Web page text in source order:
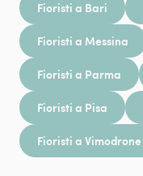
Fioristi a Bari
Fioristi a Messina
Fioristi a Parma
Fioristi a Pisa
Fioristi a Vimodrone